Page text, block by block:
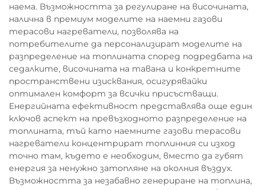
наема. Възможността за регулиране на височината,
налична в премиум моделите на наемни газови
терасови нагреватели, позволява на
потребителите да персонализират моделите на
разпределение на топлината според подредбата на
седалките, височината на тавана и конкретните
пространствени изисквания, осигурявайки
оптимален комфорт за всички присъстващи.
Енергийната ефективност представлява още един
ключов аспект на превъзходното разпределение на
топлината, тъй като наемните газови терасови
нагреватели концентрират топлинния си изход
точно там, където е необходим, вместо да губят
енергия за ненужно затопляне на околния въздух.
Възможността за незабавно генериране на топлина,